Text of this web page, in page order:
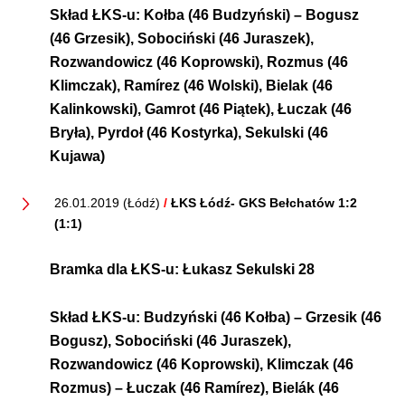
Skład ŁKS-u: Kołba (46 Budzyński) – Bogusz
(46 Grzesik), Sobociński (46 Juraszek),
Rozwandowicz (46 Koprowski), Rozmus (46
Klimczak), Ramírez (46 Wolski), Bielak (46
Kalinkowski), Gamrot (46 Piątek), Łuczak (46
Bryła), Pyrdoł (46 Kostyrka), Sekulski (46
Kujawa)
26.01.2019 (Łódź) / ŁKS Łódź- GKS Bełchatów 1:2
(1:1)
Bramka dla ŁKS-u: Łukasz Sekulski 28
Skład ŁKS-u: Budzyński (46 Kołba) – Grzesik (46
Bogusz), Sobociński (46 Juraszek),
Rozwandowicz (46 Koprowski), Klimczak (46
Rozmus) – Łuczak (46 Ramírez), Bielák (46